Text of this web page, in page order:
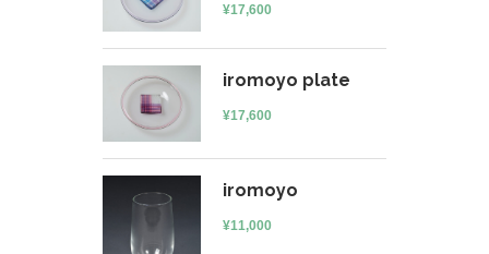
¥17,600
iromoyo plate
¥17,600
iromoyo
¥11,000